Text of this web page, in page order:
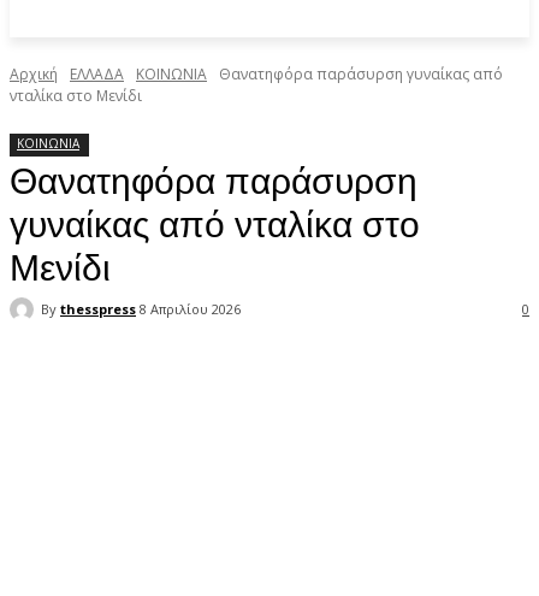
Αρχική ΕΛΛΑΔΑ ΚΟΙΝΩΝΙΑ
Θανατηφόρα παράσυρση γυναίκας από
νταλίκα στο Μενίδι
ΚΟΙΝΩΝΙΑ
Θανατηφόρα παράσυρση
γυναίκας από νταλίκα στο
Μενίδι
By thesspress 8 Απριλίου 2026 0